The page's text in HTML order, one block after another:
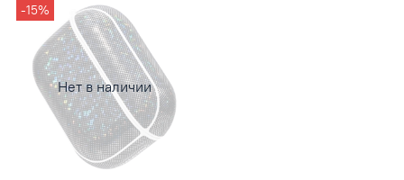
Нет в наличии
-15%